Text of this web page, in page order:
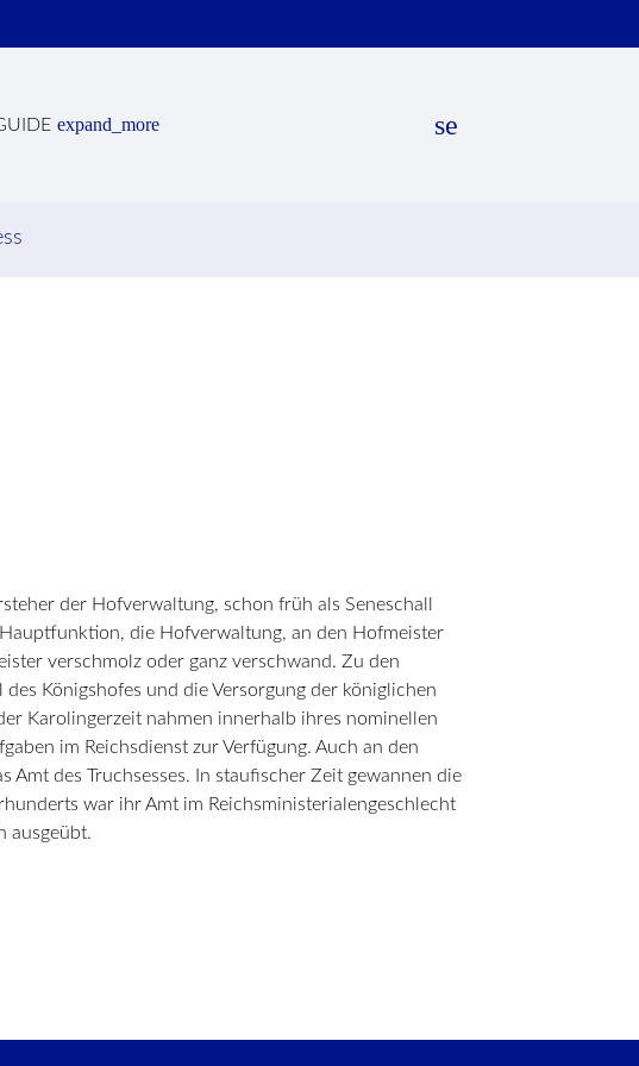
expand_more search
der Hofverwaltung, schon früh als Seneschall
die Hofverwaltung, an den Hofmeister
verschmolz oder ganz verschwand. Zu den
Königshofes und die Versorgung der königlichen
Karolingerzeit nahmen innerhalb ihres nominellen
im Reichsdienst zur Verfügung. Auch an den
des Truchsesses. In staufischer Zeit gewannen die
war ihr Amt im Reichsministerialengeschlecht
ausgeübt.